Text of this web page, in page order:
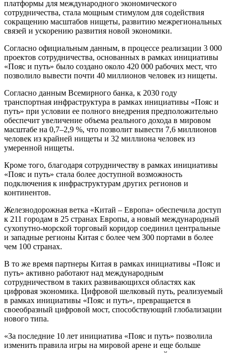
платформы для международного экономического
сотрудничества, стала мощным стимулом для содействия
сокращению масштабов нищеты, развитию межрегиональных
связей и ускорению развития новой экономики.
Согласно официальным данным, в процессе реализации 3 000
проектов сотрудничества, основанных в рамках инициативы
«Пояс и путь» было создано около 420 000 рабочих мест, что
позволило вывести почти 40 миллионов человек из нищеты.
Согласно данным Всемирного банка, к 2030 году
транспортная инфраструктура в рамках инициативы «Пояс и
путь» при условии ее полного внедрения предположительно
обеспечит увеличение объема реального дохода в мировом
масштабе на 0,7–2,9 %, что позволит вывести 7,6 миллионов
человек из крайней нищеты и 32 миллиона человек из
умеренной нищеты.
Кроме того, благодаря сотрудничеству в рамках инициативы
«Пояс и путь» стала более доступной возможность
подключения к инфраструктурам других регионов и
континентов.
Железнодорожная ветка «Китай – Европа» обеспечила доступ
к 211 городам в 25 странах Европы, а новый международный
сухопутно-морской торговый коридор соединил центральные
и западные регионы Китая с более чем 300 портами в более
чем 100 странах.
В то же время партнеры Китая в рамках инициативы «Пояс и
путь» активно работают над международным
сотрудничеством в таких развивающихся областях как
цифровая экономика. Цифровой шелковый путь, реализуемый
в рамках инициативы «Пояс и путь», превращается в
своеобразный цифровой мост, способствующий глобализации
нового типа.
«За последние 10 лет инициатива «Пояс и путь» позволила
изменить правила игры на мировой арене и еще больше